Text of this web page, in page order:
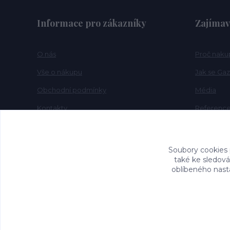
Informace pro zákazníky
O nás
Vše o nákupu
Obchodní podmínky
Kontakty
Proč
Jak se
Média
Soubory
také ke
oblíbeného